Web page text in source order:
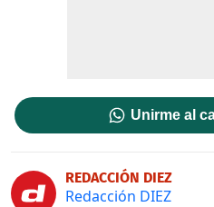
Unirme al
REDACCIÓN DIEZ
Redacción DIEZ